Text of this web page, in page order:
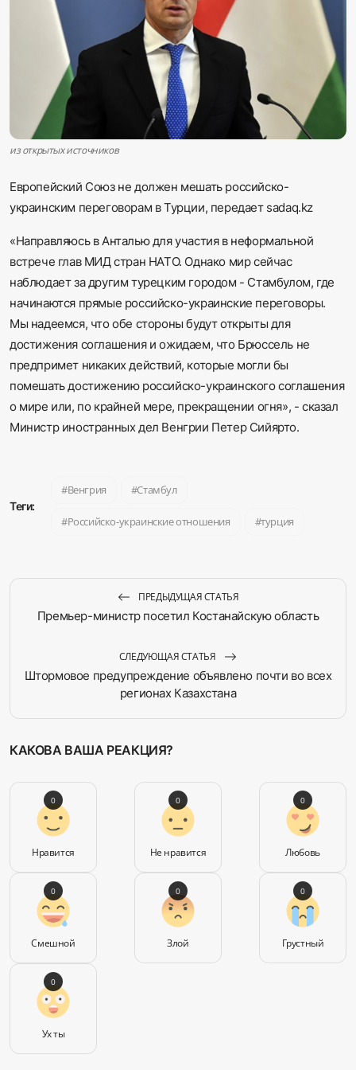
Sadaq TV
Общество
Мир
Русский
из открытых источников
Европейский Союз не должен мешать российско-
украинским переговорам в Турции, передает sadaq.kz
«Направляюсь в Анталью для участия в неформальной
встрече глав МИД стран НАТО. Однако мир сейчас
наблюдает за другим турецким городом - Стамбулом, где
начинаются прямые российско-украинские переговоры.
Мы надеемся, что обе стороны будут открыты для
достижения соглашения и ожидаем, что Брюссель не
предпримет никаких действий, которые могли бы
помешать достижению российско-украинского соглашения
о мире или, по крайней мере, прекращении огня», - сказал
Министр иностранных дел Венгрии Петер Сийярто.
Теги:
Венгрия Стамбул
Российско-украинские отношения турция
ПРЕДЫДУЩАЯ СТАТЬЯ
Премьер-министр посетил Костанайскую область
СЛЕДУЮЩАЯ СТАТЬЯ
Штормовое предупреждение объявлено почти во всех
регионах Казахстана
КАКОВА ВАША РЕАКЦИЯ?
Нравится
0
Не нравится
0
Любовь
0
Смешной
0
Злой
0
Грустный
0
Ух ты
0